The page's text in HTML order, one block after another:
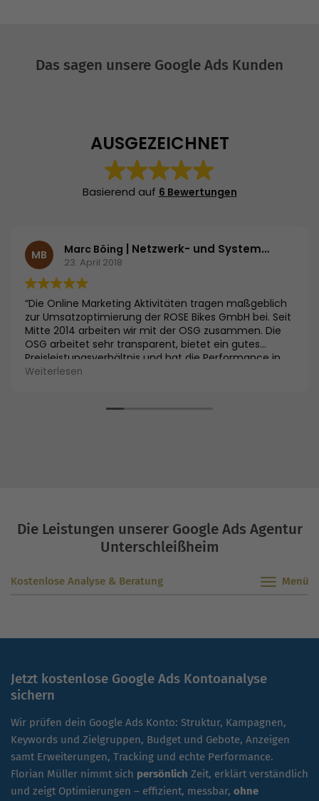
Das sagen unsere Google Ads Kunden
AUSGEZEICHNET
Basierend auf 6 Bewertungen
MB Marc Böing | Netzwerk- und Systemadministrator | ROSE Bikes GmbH
23. April 2018
“Die Online Marketing Aktivitäten tragen maßgeblich
zur Umsatzoptimierung der ROSE Bikes GmbH bei. Seit
Mitte 2014 arbeiten wir mit der OSG zusammen. Die
OSG arbeitet sehr transparent, bietet ein gutes
Preisleistungsverhältnis und hat die Performance in
allen Kanälen deutlich verbessert. Im SEO ist z.B. die
% gesteigert werden. Die KUR ist dabei um 41 %
Weiterlesen
Die Leistungen unserer Google Ads Agentur
Unterschleißheim
Kostenlose Analyse & Beratung
Jetzt kostenlose Google Ads Kontoanalyse
sichern
Wir prüfen dein Google Ads Konto: Struktur, Kampagnen,
Keywords und Zielgruppen, Budget und Gebote, Anzeigen
samt Erweiterungen, Tracking und echte Performance.
Florian Müller nimmt sich persönlich Zeit, erklärt verständlich
und zeigt Optimierungen – effizient, messbar, ohne